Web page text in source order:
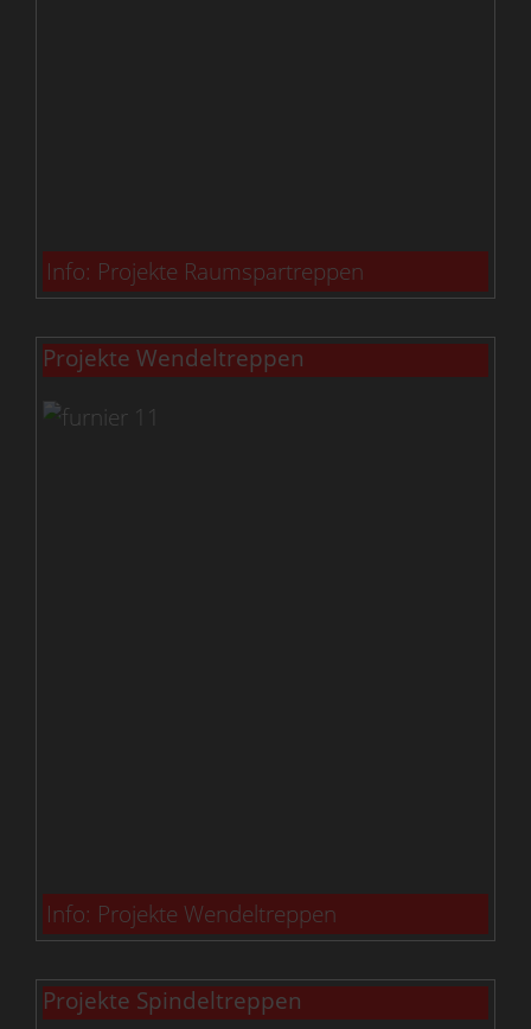
Info: Projekte Raumspartreppen
Projekte Wendeltreppen
Info: Projekte Wendeltreppen
Projekte Spindeltreppen